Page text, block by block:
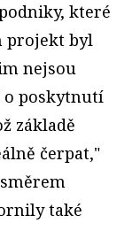
které
projekt byl
nejsou
o poskytnutí
základě
čerpat,"
také